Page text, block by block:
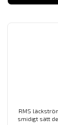
RMS
smidigt sätt